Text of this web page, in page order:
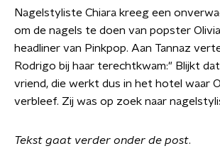
Nagelstyliste Chiara kreeg een
om de nagels te doen van popster
headliner van Pinkpop. Aan Tannaz
Rodrigo bij haar terechtkwam:" Blijkt
vriend, die werkt dus in het hotel waar
verbleef. Zij was op zoek naar
Tekst gaat verder onder de post.